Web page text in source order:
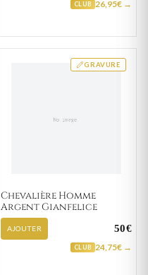
CLUB 26,95€ →
GRAVURE
Chevalière Homme
Argent Gianfelice
AJOUTER 50€
CLUB 24,75€ →